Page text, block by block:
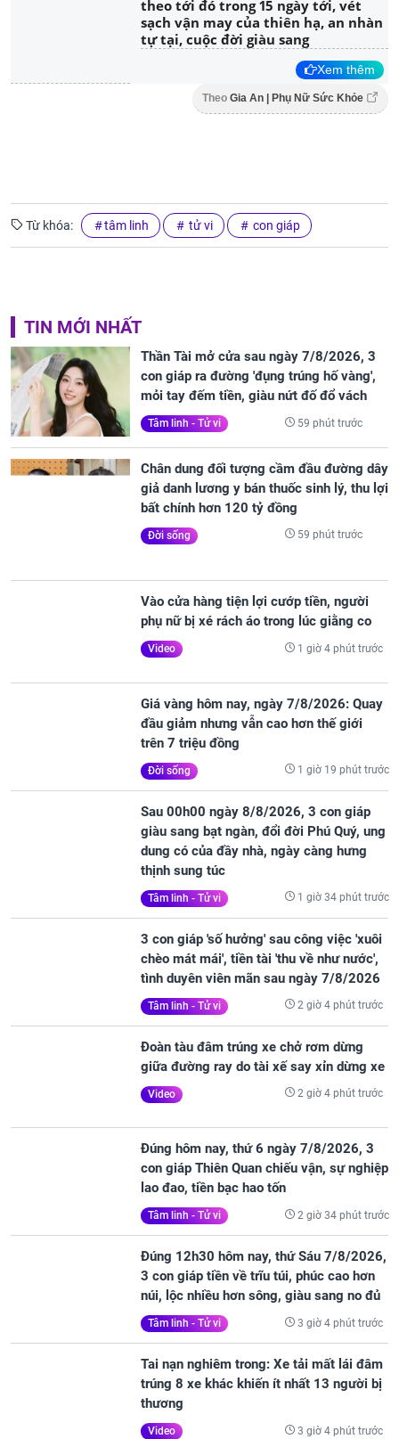
theo tới đó trong 15 ngày tới, vét
sạch vận may của thiên hạ, an nhàn
tự tại, cuộc đời giàu sang
Xem thêm
Theo Gia An | Phụ Nữ Sức Khỏe
Từ khóa: tâm linh tử vi con giáp
TIN MỚI NHẤT
Thần Tài mở cửa sau ngày 7/8/2026, 3
con giáp ra đường 'đụng trúng hố vàng',
mỏi tay đếm tiền, giàu nứt đố đổ vách
Tâm linh - Tử vi 59 phút trước
Chân dung đối tượng cầm đầu đường dây
giả danh lương y bán thuốc sinh lý, thu lợi
bất chính hơn 120 tỷ đồng
Đời sống 59 phút trước
Vào cửa hàng tiện lợi cướp tiền, người
phụ nữ bị xé rách áo trong lúc giằng co
Video 1 giờ 4 phút trước
Giá vàng hôm nay, ngày 7/8/2026: Quay
đầu giảm nhưng vẫn cao hơn thế giới
trên 7 triệu đồng
Đời sống 1 giờ 19 phút trước
Sau 00h00 ngày 8/8/2026, 3 con giáp
giàu sang bạt ngàn, đổi đời Phú Quý, ung
dung có của đầy nhà, ngày càng hưng
thịnh sung túc
Tâm linh - Tử vi 1 giờ 34 phút trước
3 con giáp 'số hưởng' sau công việc 'xuôi
chèo mát mái', tiền tài 'thu về như nước',
tình duyên viên mãn sau ngày 7/8/2026
Tâm linh - Tử vi 2 giờ 4 phút trước
Đoàn tàu đâm trúng xe chở rơm dừng
giữa đường ray do tài xế say xỉn dừng xe
Video 2 giờ 4 phút trước
Đúng hôm nay, thứ 6 ngày 7/8/2026, 3
con giáp Thiên Quan chiếu vận, sự nghiệp
lao đao, tiền bạc hao tốn
Tâm linh - Tử vi 2 giờ 34 phút trước
Đúng 12h30 hôm nay, thứ Sáu 7/8/2026,
3 con giáp tiền về trĩu túi, phúc cao hơn
núi, lộc nhiều hơn sông, giàu sang no đủ
Tâm linh - Tử vi 3 giờ 4 phút trước
Tai nạn nghiêm trong: Xe tải mất lái đâm
trúng 8 xe khác khiến ít nhất 13 người bị
thương
Video 3 giờ 4 phút trước